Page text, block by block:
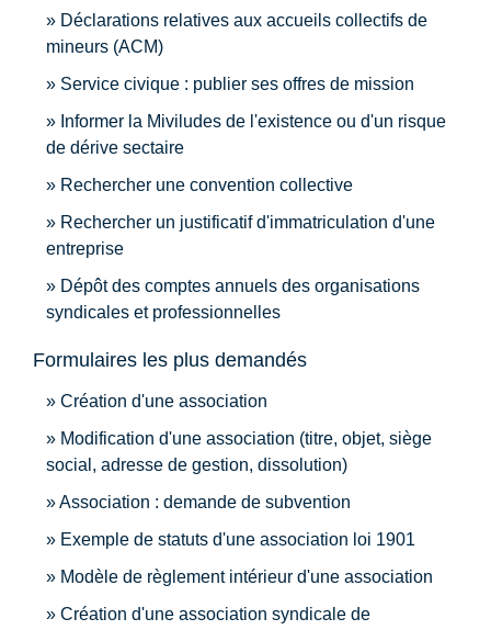
Déclarations relatives aux accueils collectifs de
mineurs (ACM)
Service civique : publier ses offres de mission
Informer la Miviludes de l'existence ou d'un risque
de dérive sectaire
Rechercher une convention collective
Rechercher un justificatif d'immatriculation d'une
entreprise
Dépôt des comptes annuels des organisations
syndicales et professionnelles
Formulaires les plus demandés
Création d'une association
Modification d'une association (titre, objet, siège
social, adresse de gestion, dissolution)
Association : demande de subvention
Exemple de statuts d'une association loi 1901
Modèle de règlement intérieur d'une association
Création d'une association syndicale de